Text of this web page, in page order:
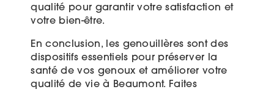
qualité pour garantir votre satisfaction et
votre bien-être.
En conclusion, les genouillères sont des
dispositifs essentiels pour préserver la
santé de vos genoux et améliorer votre
qualité de vie à Beaumont. Faites